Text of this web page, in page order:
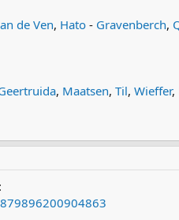
de Ven, Hato - Gravenberch,
, Maatsen, Til, Wieffer,